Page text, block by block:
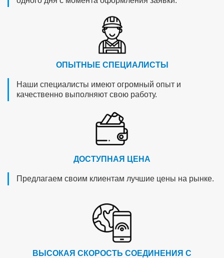
ОПЫТНЫЕ СПЕЦИАЛИСТЫ
Наши специалисты имеют огромный опыт и
качественно выполняют свою работу.
ДОСТУПНАЯ ЦЕНА
Предлагаем своим клиентам лучшие цены на рынке.
ВЫСОКАЯ СКОРОСТЬ СОЕДИНЕНИЯ С